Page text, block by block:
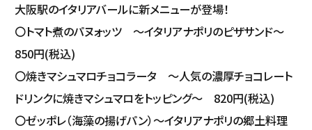
大阪駅のイタリアバールに新メニューが登場！
〇トマト煮のパヌォッツ ～イタリアナポリのピザサンド～
850円(税込)
〇焼きマシュマロチョコラータ ～人気の濃厚チョコレート
ドリンクに焼きマシュマロをトッピング～ 820円(税込)
〇ゼッポレ（海藻の揚げパン）～イタリアナポリの郷土料理